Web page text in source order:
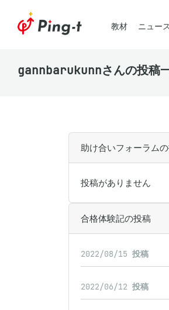
教材 ニュース
gannbarukunnさんの投稿
助け合いフォーラム
投稿がありません
合格体験記の投稿
2022/08/15 投稿
2022/06/12 投稿